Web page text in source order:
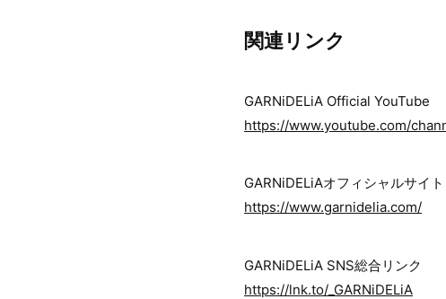
関連リンク
GARNiDELiA Official YouTube
https://www.youtube.com/
GARNiDELiAオフィシャルサイト
https://www.garnidelia.com/
GARNiDELiA SNS総合リンク
https://lnk.to/_GARNiDELiA